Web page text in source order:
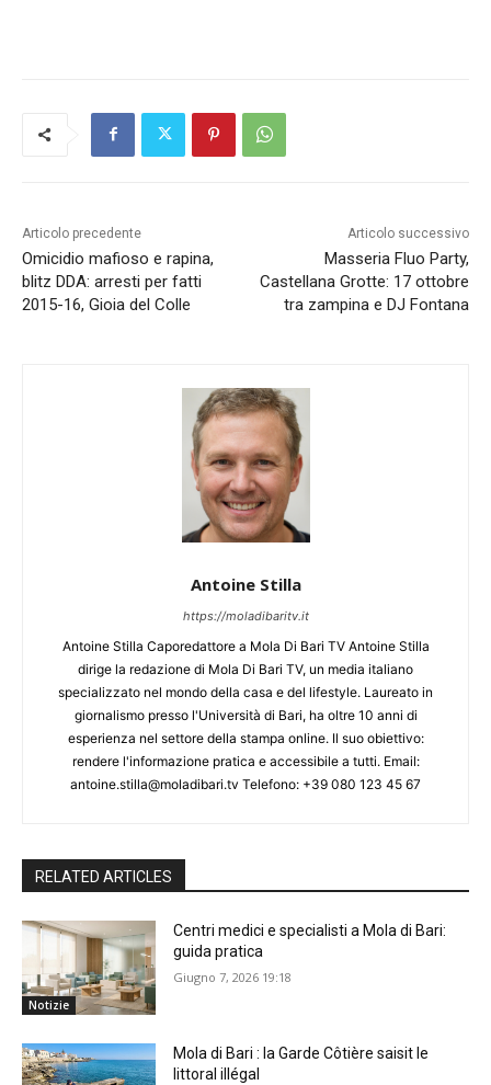
Articolo precedente
Omicidio mafioso e rapina,
blitz DDA: arresti per fatti
2015-16, Gioia del Colle
Articolo successivo
Masseria Fluo Party,
Castellana Grotte: 17 ottobre
tra zampina e DJ Fontana
Antoine Stilla
https://moladibaritv.it
Antoine Stilla Caporedattore a Mola Di Bari TV Antoine Stilla
dirige la redazione di Mola Di Bari TV, un media italiano
specializzato nel mondo della casa e del lifestyle. Laureato in
giornalismo presso l'Università di Bari, ha oltre 10 anni di
esperienza nel settore della stampa online. Il suo obiettivo:
rendere l'informazione pratica e accessibile a tutti. Email:
antoine.stilla@moladibari.tv Telefono: +39 080 123 45 67
RELATED ARTICLES
Notizie
Centri medici e specialisti a Mola di Bari:
guida pratica
Giugno 7, 2026 19:18
Mola di Bari : la Garde Côtière saisit le
littoral illégal